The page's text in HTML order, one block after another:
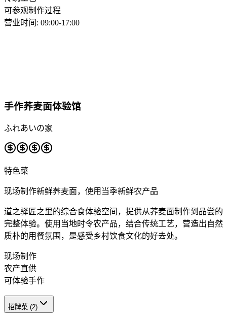
可参观制作过程
营业时间 : 09:00-17:00
手作荞麦面体验馆
ふれあいの家
特色菜
现场制作新鲜荞麦面，使用当季新鲜农产品
道之驿匠之里的综合食体验空间，提供从荞麦面制作到品尝的
完整体验。使用当地时令农产品，结合传统工艺，营造出自然
质朴的用餐氛围，是感受乡村饮食文化的好去处。
现场制作
农产直供
可体验手作
招牌菜 (2)